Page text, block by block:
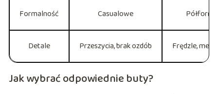
Formalność Casualowe
Detale Przeszycia, brak ozdób Frędzle,
Jak wybrać odpowiednie buty?